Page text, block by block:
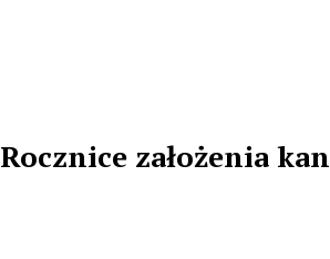
Rocznice założenia